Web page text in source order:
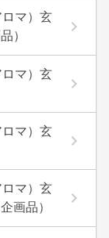
マ）玄
）
マ）玄
マ）玄
マ）玄
画品）